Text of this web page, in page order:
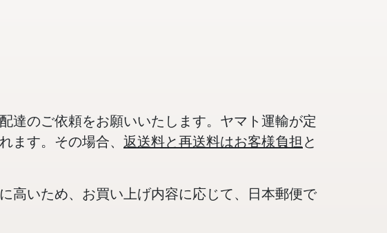
達のご依頼をお願いいたします。ヤマト運輸が定
ます。その場合、 返送料と再送料はお客様負担 と
高いため、お買い上げ内容に応じて、日本郵便で